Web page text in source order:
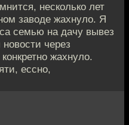
несколько лет
заводе жахнуло. Я
семью на дачу вывез
через
жахнуло.
ессно,